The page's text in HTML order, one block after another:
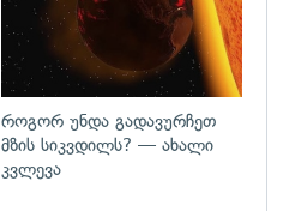
როგორ უნდა გადავურჩეთ
მზის სიკვდილს? — ახალი
კვლევა